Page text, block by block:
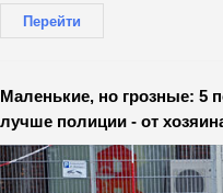
Перейти
Маленькие, но грозные: 5
лучше полиции - от